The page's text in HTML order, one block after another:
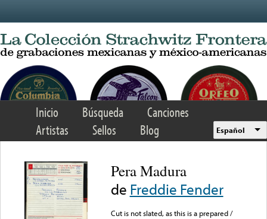
Inicio Búsqueda
Canciones
Artistas
Sellos Blog Español
Pera Madura
de Freddie Fender
Cut is not slated, as this is a prepared /